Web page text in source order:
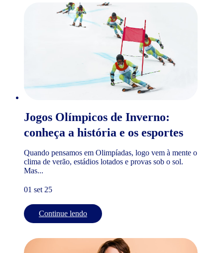
Jogos Olímpicos de Inverno:
conheça a história e os esportes
Quando pensamos em Olimpíadas, logo vem à mente o
clima de verão, estádios lotados e provas sob o sol.
Mas...
01 set 25
Continue lendo